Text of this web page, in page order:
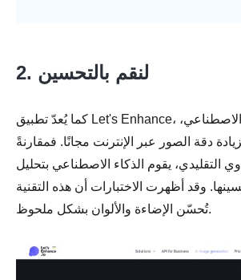
2. لنقم بالتحسين
كما يُعدّ تطبيق Let's Enhance، بفضل تقنية الذكاء الاصطناعي،
دقة الصور عبر الإنترنت مجانًا. فمقارنةً
التقليدي، يقوم الذكاء الاصطناعي بتحليل
وقد أظهرت الاختبارات أن هذه التقنية
تُحسّن الإضاءة والألوان بشكل ملحوظ.